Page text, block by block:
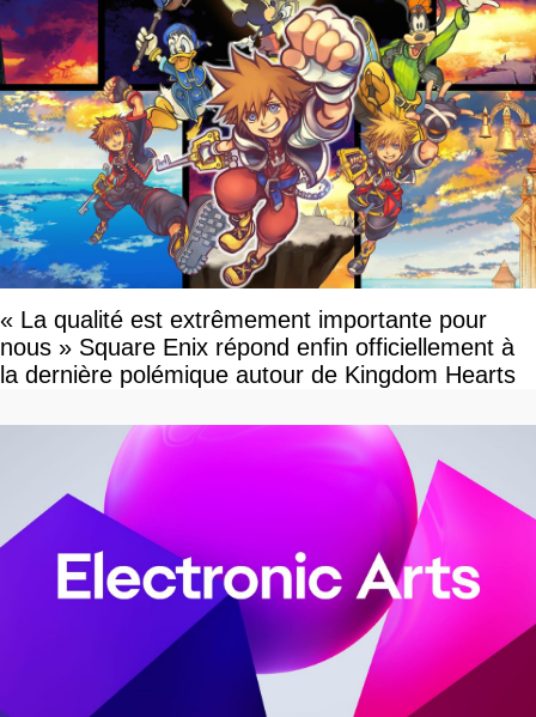
« La qualité est extrêmement importante pour
nous » Square Enix répond enfin officiellement à
la dernière polémique autour de Kingdom Hearts